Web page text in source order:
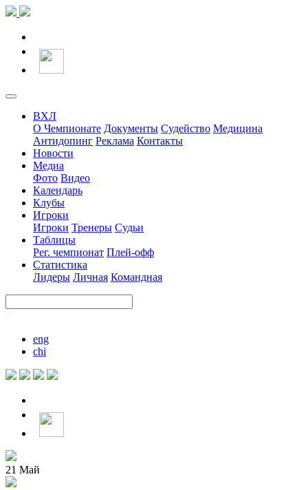
ВХЛ
О Чемпионате Документы Судейство Медицина
Антидопинг Реклама Контакты
Новости
Медиа
Фото Видео
Календарь
Клубы
Игроки
Игроки Тренеры Судьи
Таблицы
Рег. чемпионат Плей-офф
Статистика
Лидеры Личная Командная
eng
chi
21 Май